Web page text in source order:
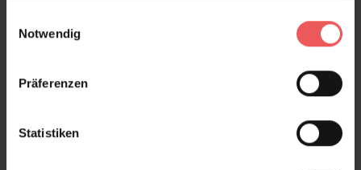
Notwendig
Präferenzen
Statistiken